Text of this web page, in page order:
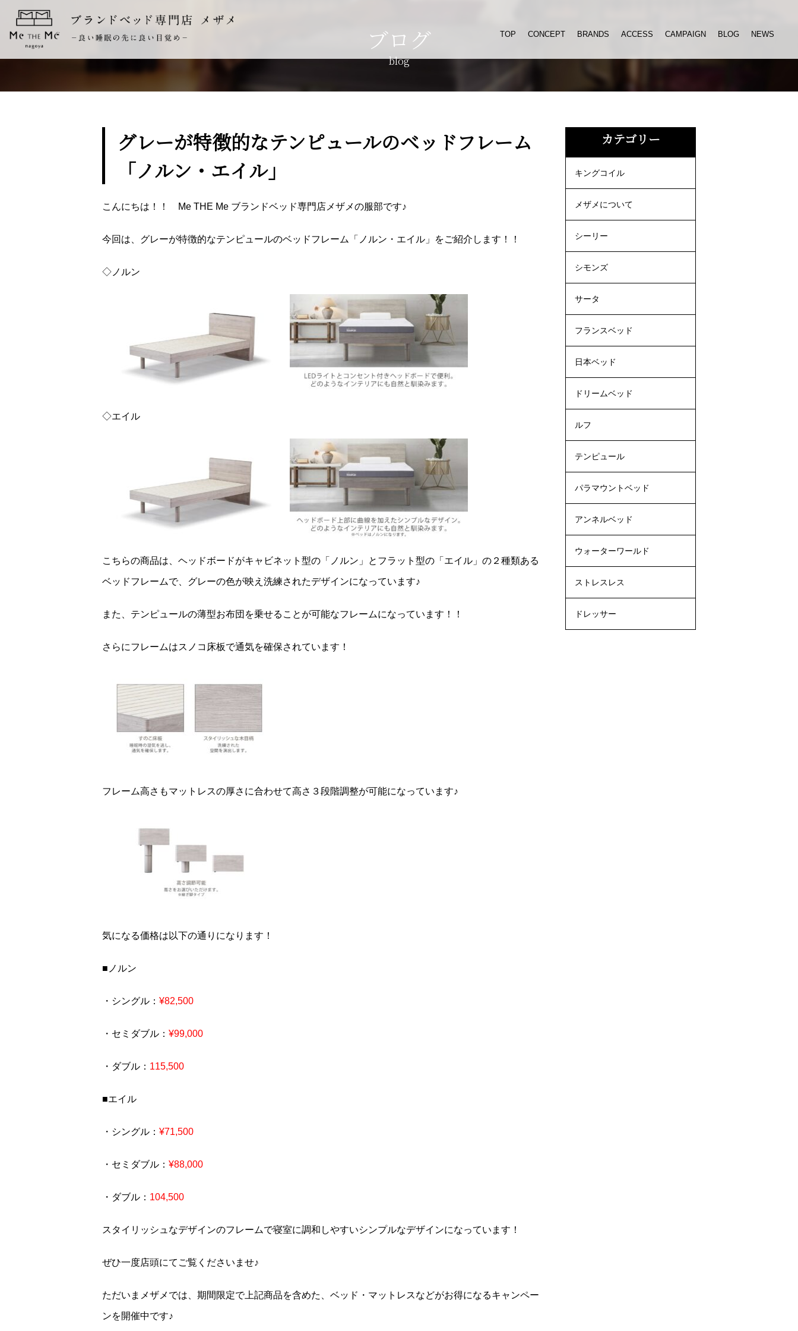
TOP CONCEPT BRANDS ACCESS CAMPAIGN BLOG NEWS
ブログ
blog
グレーが特徴的なテンピュールのベッドフレーム
「ノルン・エイル」
こんにちは！！ Me THE Me ブランドベッド専門店メザメの服部です♪
今回は、グレーが特徴的なテンピュールのベッドフレーム「ノルン・エイル」をご紹介します！！
◇ノルン
◇エイル
こちらの商品は、ヘッドボードがキャビネット型の「ノルン」とフラット型の「エイル」の２種類ある
ベッドフレームで、グレーの色が映え洗練されたデザインになっています♪
また、テンピュールの薄型お布団を乗せることが可能なフレームになっています！！
さらにフレームはスノコ床板で通気を確保されています！
フレーム高さもマットレスの厚さに合わせて高さ３段階調整が可能になっています♪
気になる価格は以下の通りになります！
■ノルン
・シングル： ¥82,500
・セミダブル： ¥99,000
・ダブル： 115,500
■エイル
・シングル： ¥71,500
・セミダブル： ¥88,000
・ダブル： 104,500
スタイリッシュなデザインのフレームで寝室に調和しやすいシンプルなデザインになっています！
ぜひ一度店頭にてご覧くださいませ♪
ただいまメザメでは、期間限定で上記商品を含めた、ベッド・マットレスなどがお得になるキャンペー
ンを開催中です♪
カテゴリー
キングコイル
メザメについて
シーリー
シモンズ
サータ
フランスベッド
日本ベッド
ドリームベッド
ルフ
テンピュール
パラマウントベッド
アンネルベッド
ウォーターワールド
ストレスレス
ドレッサー